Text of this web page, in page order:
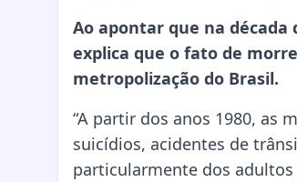
Ao apontar que na década
explica que o fato de
metropolização do Brasil.
“A partir dos anos 1980, as
suicídios, acidentes de
particularmente dos adultos